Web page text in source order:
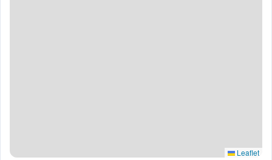
Leaflet